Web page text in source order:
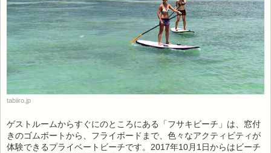
tabiiro.jp
ゲストルームからすぐにのところにある「フサキビーチ」は、窓付
きのゴムボートから、フライボードまで、色々なアクティビティが
体験できるプライベートビーチです。2017年10月1日からはビーチ